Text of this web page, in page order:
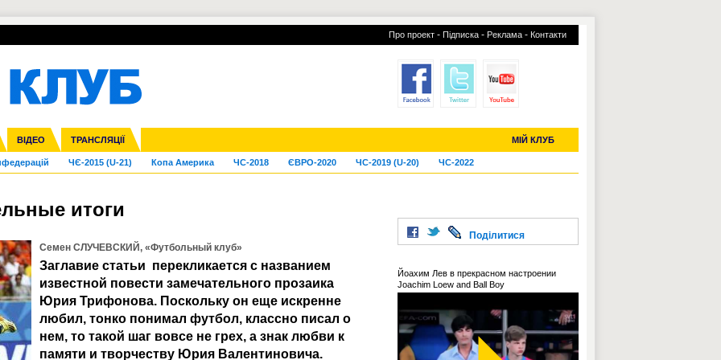
Про проект - Підписка - Реклама - Контакти
ВІДЕО ТРАНСЛЯЦІЇ МІЙ КЛУБ
ліга Кубок України Молодіжка
Ліга націй Ліга конференцій
Франція Інші
ЧЄ-2015 (U-21) Копа Америка ЧС-2018 ЄВРО-2020 ЧС-2019 (U-20) ЧС-2022
УПЛ-ПЕРЕХОДИ УСІ ТРАНСФЕРИ
итоги
Семен СЛУЧЕВСКИЙ, «Футбольный клуб»
Заглавие статьи перекликается с названием
известной повести замечательного прозаика
Юрия Трифонова. Поскольку он еще искренне
любил, тонко понимал футбол, классно писал о
нем, то такой шаг вовсе не грех, а знак любви к
памяти и творчеству Юрия Валентиновича.
Поділитися
Йоахим Лев в прекрасном настроении
Joachim Loew and Ball Boy